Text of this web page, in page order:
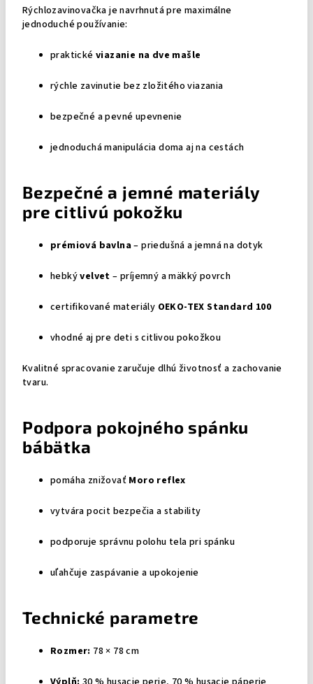
Rýchlozavinovačka je navrhnutá pre maximálne
jednoduché používanie:
praktické viazanie na dve mašle
rýchle zavinutie bez zložitého viazania
bezpečné a pevné upevnenie
jednoduchá manipulácia doma aj na cestách
Bezpečné a jemné materiály
pre citlivú pokožku
prémiová bavlna– priedušná a jemná na dotyk
hebkývelvet – príjemný a mäkký povrch
certifikované materiály OEKO-TEX Standard 100
vhodné aj pre deti s citlivou pokožkou
Kvalitné spracovanie zaručuje dlhú životnosť a zachovanie
tvaru.
Podpora pokojného spánku
bábätka
pomáha znižovať Moro reflex
vytvára pocit bezpečia a stability
podporuje správnu polohu tela pri spánku
uľahčuje zaspávanie a upokojenie
Technické parametre
Rozmer: 78 × 78 cm